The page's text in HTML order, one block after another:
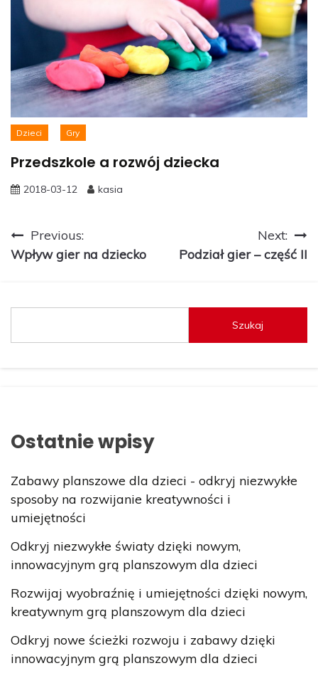
Dzieci Gry
Przedszkole a rozwój dziecka
2018-03-12 kasia
Nawigacja
wpisu
Previous:
Wpływ gier na dziecko
Next:
Podział gier – część II
Szukaj
Ostatnie wpisy
Zabawy planszowe dla dzieci - odkryj niezwykłe
sposoby na rozwijanie kreatywności i
umiejętności
Odkryj niezwykłe światy dzięki nowym,
innowacyjnym grą planszowym dla dzieci
Rozwijaj wyobraźnię i umiejętności dzięki nowym,
kreatywnym grą planszowym dla dzieci
Odkryj nowe ścieżki rozwoju i zabawy dzięki
innowacyjnym grą planszowym dla dzieci